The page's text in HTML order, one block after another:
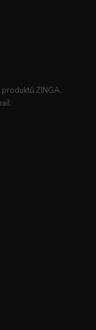
ZINGA.